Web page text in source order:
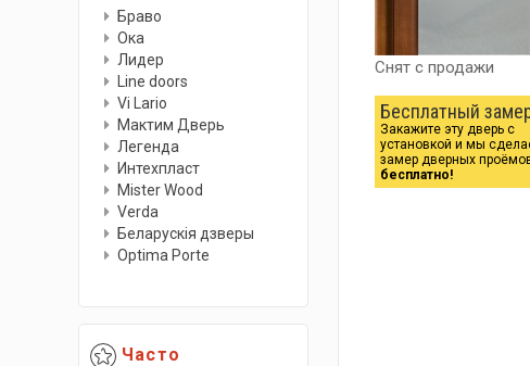
Браво
Ока
Лидер
Line doors
Vi Lario
Мактим Дверь
Легенда
Интехпласт
Мister Wood
Verda
Беларускiя дзверы
Optima Porte
Часто
Снят с продажи
Бесплатный
Закажите эту дверь с
установкой и мы
замер дверных
бесплатно!